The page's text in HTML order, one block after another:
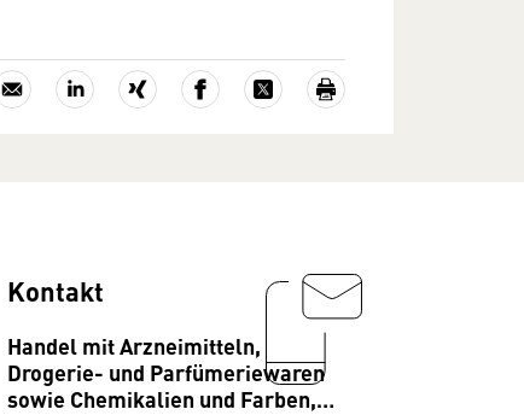
Kontakt
Handel mit Arzneimitteln,
Drogerie- und Parfümeriewaren
sowie Chemikalien und Farben,